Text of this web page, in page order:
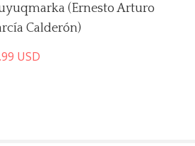
(Ernesto Arturo
Calderón)
USD